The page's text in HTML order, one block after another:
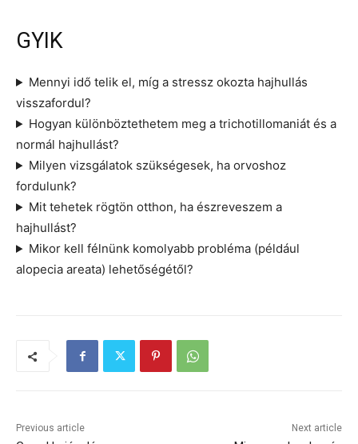
GYIK
Mennyi idő telik el, míg a stressz okozta hajhullás
visszafordul?
Hogyan különböztethetem meg a trichotillomaniát és a
normál hajhullást?
Milyen vizsgálatok szükségesek, ha orvoshoz
fordulunk?
Mit tehetek rögtön otthon, ha észreveszem a
hajhullást?
Mikor kell félnünk komolyabb probléma (például
alopecia areata) lehetőségétől?
Previous article Next article